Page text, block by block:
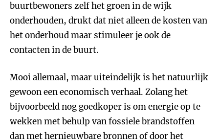
buurtbewoners zelf het groen in de wijk
onderhouden, drukt dat niet alleen de kosten van
het onderhoud maar stimuleer je ook de
contacten in de buurt.
Mooi allemaal, maar uiteindelijk is het natuurlijk
gewoon een economisch verhaal. Zolang het
bijvoorbeeld nog goedkoper is om energie op te
wekken met behulp van fossiele brandstoffen
dan met hernieuwbare bronnen of door het